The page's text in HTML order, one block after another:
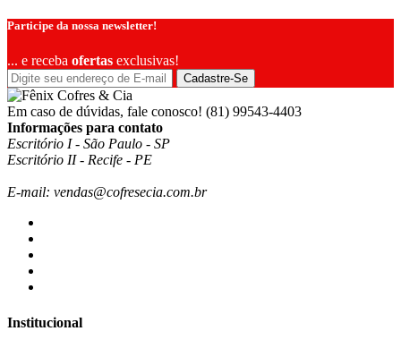
Participe da nossa newsletter!
... e receba ofertas exclusivas!
Cadastre-Se
Em caso de dúvidas, fale conosco! (81) 99543-4403
Informações para contato
Escritório I - São Paulo - SP
Escritório II - Recife - PE
E-mail: vendas@cofresecia.com.br
Institucional